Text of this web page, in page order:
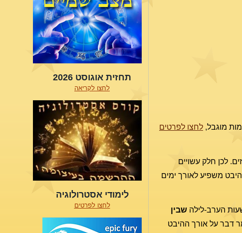
מוגבל, לחצו לפרטים
לכן חלק עשויים
משפיע לאורך ימים
שבין
אבל אין זה אומר דבר על אורך ההיבט
תחזית אוגוסט 2026
לחצו לקריאה
לימודי אסטרולוגיה
לחצו לפרטים